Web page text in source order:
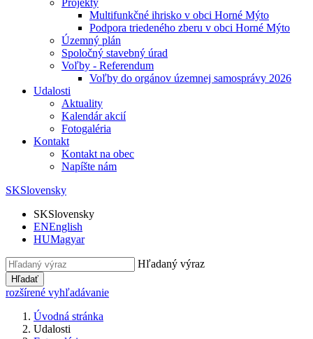
Projekty
Multifunkčné ihrisko v obci Horné Mýto
Podpora triedeného zberu v obci Horné Mýto
Územný plán
Spoločný stavebný úrad
Voľby - Referendum
Voľby do orgánov územnej samosprávy 2026
Udalosti
Aktuality
Kalendár akcií
Fotogaléria
Kontakt
Kontakt na obec
Napíšte nám
SKSlovensky
SKSlovensky
ENEnglish
HUMagyar
Hľadaný výraz
Hľadať
rozšírené vyhľadávanie
Úvodná stránka
Udalosti